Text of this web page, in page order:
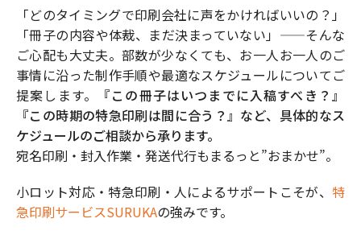
「どのタイミングで印刷会社に声をかければいいの？」
「冊子の内容や体裁、まだ決まっていない」——そんな
ご心配も大丈夫。部数が少なくても、お一人お一人のご
事情に沿った制作手順や最適なスケジュールについてご
提案します。
『この冊子はいつまでに入稿すべき？』
『この時期の特急印刷は間に合う？』など、具体的なス
ケジュールのご相談から承ります。
宛名印刷・封入作業・発送代行もまるっと”おまかせ”。
小ロット対応・特急印刷・人によるサポートこそが、 特
急印刷サービスSURUKAの強みです。